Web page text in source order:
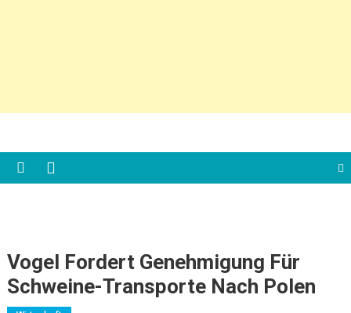
Vogel Fordert Genehmigung Für
Schweine-Transporte Nach Polen